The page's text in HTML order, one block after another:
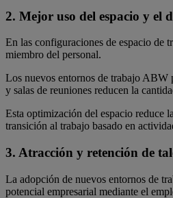
2. Mejor uso del espacio y el
En las configuraciones de espacio de
miembro del personal.
Los nuevos entornos de trabajo ABW
y salas de reuniones reducen la
Esta optimización del espacio reduce
transición al trabajo basado en
3. Atracción y retención de
La adopción de nuevos entornos de
potencial empresarial mediante el